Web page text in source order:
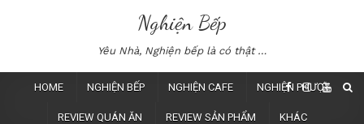
Nghiện Bếp
Yêu Nhà, Nghiện bếp là có thật …
HOME NGHIỆN BẾP NGHIỆN CAFE NGHIỆN PHƯỢT
REVIEW QUÁN ĂN REVIEW SẢN PHẨM KHÁC